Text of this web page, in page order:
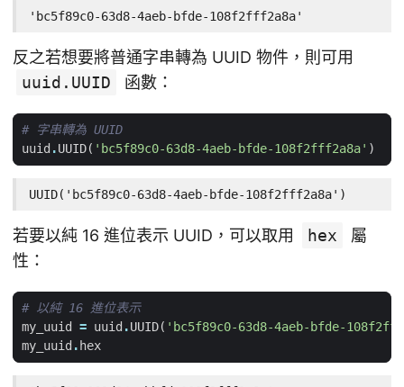
'bc5f89c0-63d8-4aeb-bfde-108f2fff2a8a'
反之若想要將普通字串轉為 UUID 物件，則可用
uuid.UUID
函數：
# 字串轉為 UUID
uuid .UUID( 'bc5f89c0-63d8-4aeb-bfde-108f2fff2a8a' )
UUID('bc5f89c0-63d8-4aeb-bfde-108f2fff2a8a')
若要以純 16 進位表示 UUID，可以取用 hex
屬
性：
# 以純 16 進位表示
my_uuid
= uuid .UUID( 'bc5f89c0-63d8-4aeb-bfde-
my_uuid . hex